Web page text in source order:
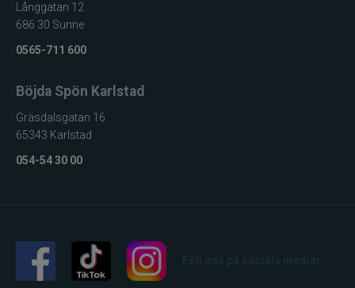
Långgatan 12
686 30 Sunne
0565-711 600
Böjda Spön Karlstad
Gräsdalsgatan 16
65343 Karlstad
054-54 30 00